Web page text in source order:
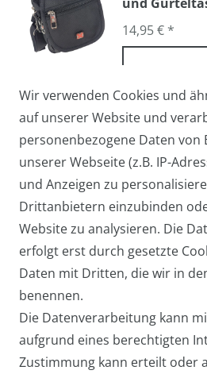
14,95 € *
27,95 € *
39,95 € *
Wir verwenden Cookies und
auf unserer Website und
personenbezogene Daten von
unserer Webseite (z.B. IP-
und Anzeigen zu
Drittanbietern einzubinden
Website zu analysieren. Die
erfolgt erst durch gesetzte
Daten mit Dritten, die wir in
benennen.
Die Datenverarbeitung kann
aufgrund eines berechtigten
Zustimmung kann erteilt oder